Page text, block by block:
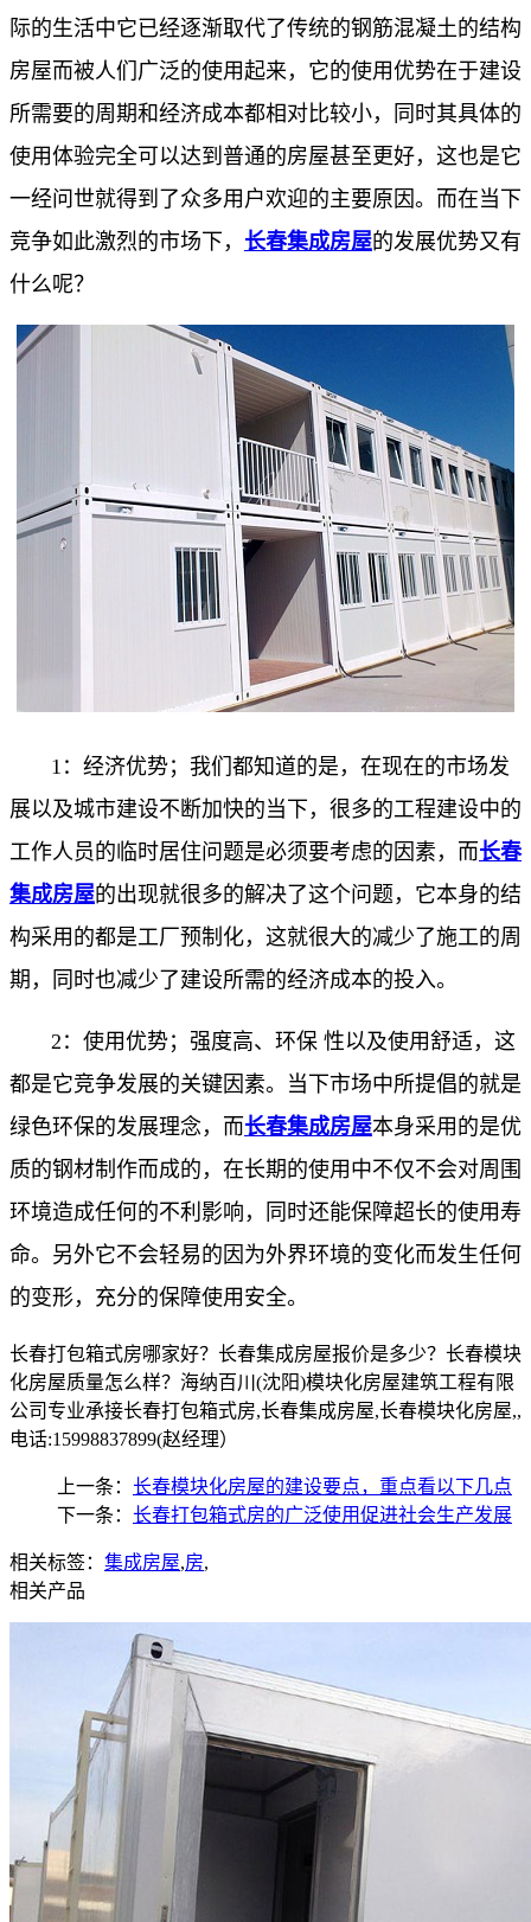
际的生活中它已经逐渐取代了传统的钢筋混凝土的结构
房屋而被人们广泛的使用起来，它的使用优势在于建设
所需要的周期和经济成本都相对比较小，同时其具体的
使用体验完全可以达到普通的房屋甚至更好，这也是它
一经问世就得到了众多用户欢迎的主要原因。而在当下
竞争如此激烈的市场下， 长春集成房屋的发展优势又有
什么呢？
1：经济优势；我们都知道的是，在现在的市场发
展以及城市建设不断加快的当下，很多的工程建设中的
工作人员的临时居住问题是必须要考虑的因素，而长春
集成房屋的出现就很多的解决了这个问题，它本身的结
构采用的都是工厂预制化，这就很大的减少了施工的周
期，同时也减少了建设所需的经济成本的投入。
2：使用优势；强度高、环保 性以及使用舒适，这
都是它竞争发展的关键因素。当下市场中所提倡的就是
绿色环保的发展理念，而长春集成房屋本身采用的是优
质的钢材制作而成的，在长期的使用中不仅不会对周围
环境造成任何的不利影响，同时还能保障超长的使用寿
命。另外它不会轻易的因为外界环境的变化而发生任何
的变形，充分的保障使用安全。
长春打包箱式房哪家好？长春集成房屋报价是多少？长春模块
化房屋质量怎么样？海纳百川(沈阳)模块化房屋建筑工程有限
公司专业承接长春打包箱式房,长春集成房屋,长春模块化房屋,,
电话:15998837899(赵经理）
上一条： 长春模块化房屋的建设要点，重点看以下几点
下一条： 长春打包箱式房的广泛使用促进社会生产发展
相关标签： 集成房屋,房,
相关产品